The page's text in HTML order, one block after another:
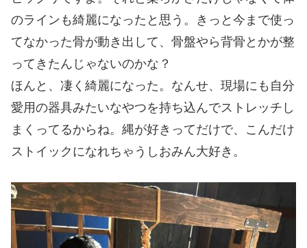
のラインも綺麗になったと思う。きっと今まで使っ
てなかった骨が動き出して、骨盤やら背骨とかが整
ってきたんじゃないのかな？
ほんと、凄く綺麗になった。なんせ、現場にも自分
愛用の器具みたいなやつを持ち込んでストレッチし
まくってるからね。縄が好きってだけで、こんだけ
ストイックになれちゃうしおみん大好き。